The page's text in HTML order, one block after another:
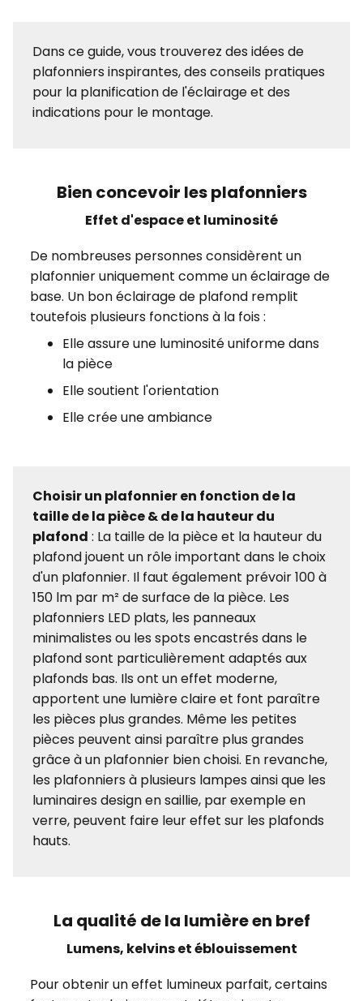
Dans ce guide, vous trouverez des idées de
plafonniers inspirantes, des conseils pratiques
pour la planification de l'éclairage et des
indications pour le montage.
Bien concevoir les plafonniers
Effet d'espace et luminosité
De nombreuses personnes considèrent un
plafonnier uniquement comme un éclairage de
base. Un bon éclairage de plafond remplit
toutefois plusieurs fonctions à la fois :
Elle assure une luminosité uniforme dans
la pièce
Elle soutient l'orientation
Elle crée une ambiance
Choisir un plafonnier en fonction de la
taille de la pièce & de la hauteur du
plafond : La taille de la pièce et la hauteur du
plafond jouent un rôle important dans le choix
d'un plafonnier. Il faut également prévoir 100 à
150 lm par m² de surface de la pièce. Les
plafonniers LED plats, les panneaux
minimalistes ou les spots encastrés dans le
plafond sont particulièrement adaptés aux
plafonds bas. Ils ont un effet moderne,
apportent une lumière claire et font paraître
les pièces plus grandes. Même les petites
pièces peuvent ainsi paraître plus grandes
grâce à un plafonnier bien choisi. En revanche,
les plafonniers à plusieurs lampes ainsi que les
luminaires design en saillie, par exemple en
verre, peuvent faire leur effet sur les plafonds
hauts.
La qualité de la lumière en bref
Lumens, kelvins et éblouissement
Pour obtenir un effet lumineux parfait, certains